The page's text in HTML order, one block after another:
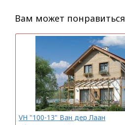
Вам может понравиться
VH "100-13" Ван дер Лаан